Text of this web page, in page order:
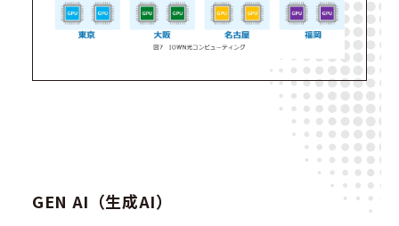
GEN AI（生成AI）